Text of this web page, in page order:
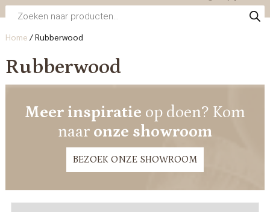
Producten
zoeken
Home /Rubberwood
Rubberwood
Meer inspiratie op doen? Kom
naar onze showroom
BEZOEK ONZE SHOWROOM